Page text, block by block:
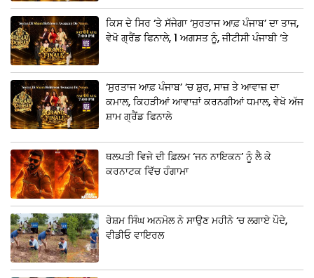
ਕਿਸ ਦੇ ਸਿਰ ‘ਤੇ ਸੱਜੇਗਾ ‘ਸੁਰਤਾਜ ਆਫ਼ ਪੰਜਾਬ’ ਦਾ ਤਾਜ,
ਵੇਖੋ ਗ੍ਰੈਂਡ ਫਿਨਾਲੇ, 1 ਅਗਸਤ ਨੂੰ, ਜੀਟੀਸੀ ਪੰਜਾਬੀ ‘ਤੇ
‘ਸੁਰਤਾਜ ਆਫ਼ ਪੰਜਾਬ’ ‘ਚ ਸ਼ੁਰ, ਸਾਜ਼ ਤੇ ਆਵਾਜ਼ ਦਾ
ਕਮਾਲ, ਕਿਹੜੀਆਂ ਆਵਾਜ਼ਾਂ ਕਰਨਗੀਆਂ ਧਮਾਲ, ਵੇਖੋ ਅੱਜ
ਸ਼ਾਮ ਗ੍ਰੈਂਡ ਫਿਨਾਲੇ
ਥਲਪਤੀ ਵਿਜੇ ਦੀ ਫ਼ਿਲਮ ‘ਜਨ ਨਾਇਕਨ’ ਨੂੰ ਲੈ ਕੇ
ਕਰਨਾਟਕ ਵਿੱਚ ਹੰਗਾਮਾ
ਰੇਸ਼ਮ ਸਿੰਘ ਅਨਮੋਲ ਨੇ ਸਾਉਣ ਮਹੀਨੇ ‘ਚ ਲਗਾਏ ਪੌਦੇ,
ਵੀਡੀਓ ਵਾਇਰਲ